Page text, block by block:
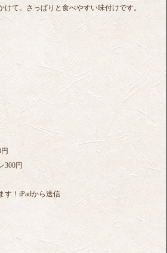
けて。さっぱりと食べやすい味付けです。
300円
す！iPadから送信